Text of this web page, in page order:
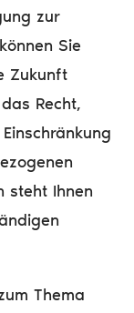
zur
Sie
Zukunft
Recht,
steht Ihnen
Thema